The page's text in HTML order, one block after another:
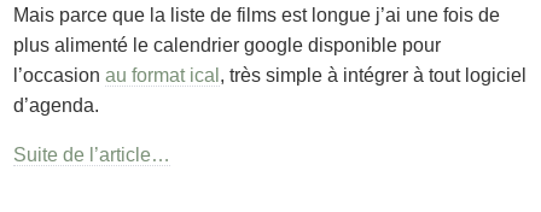
Mais parce que la liste de films est longue j’ai une fois de
plus alimenté le calendrier google disponible pour
l’occasionau format ical , très simple à intégrer à tout logiciel
d’agenda.
Suite de l’article…